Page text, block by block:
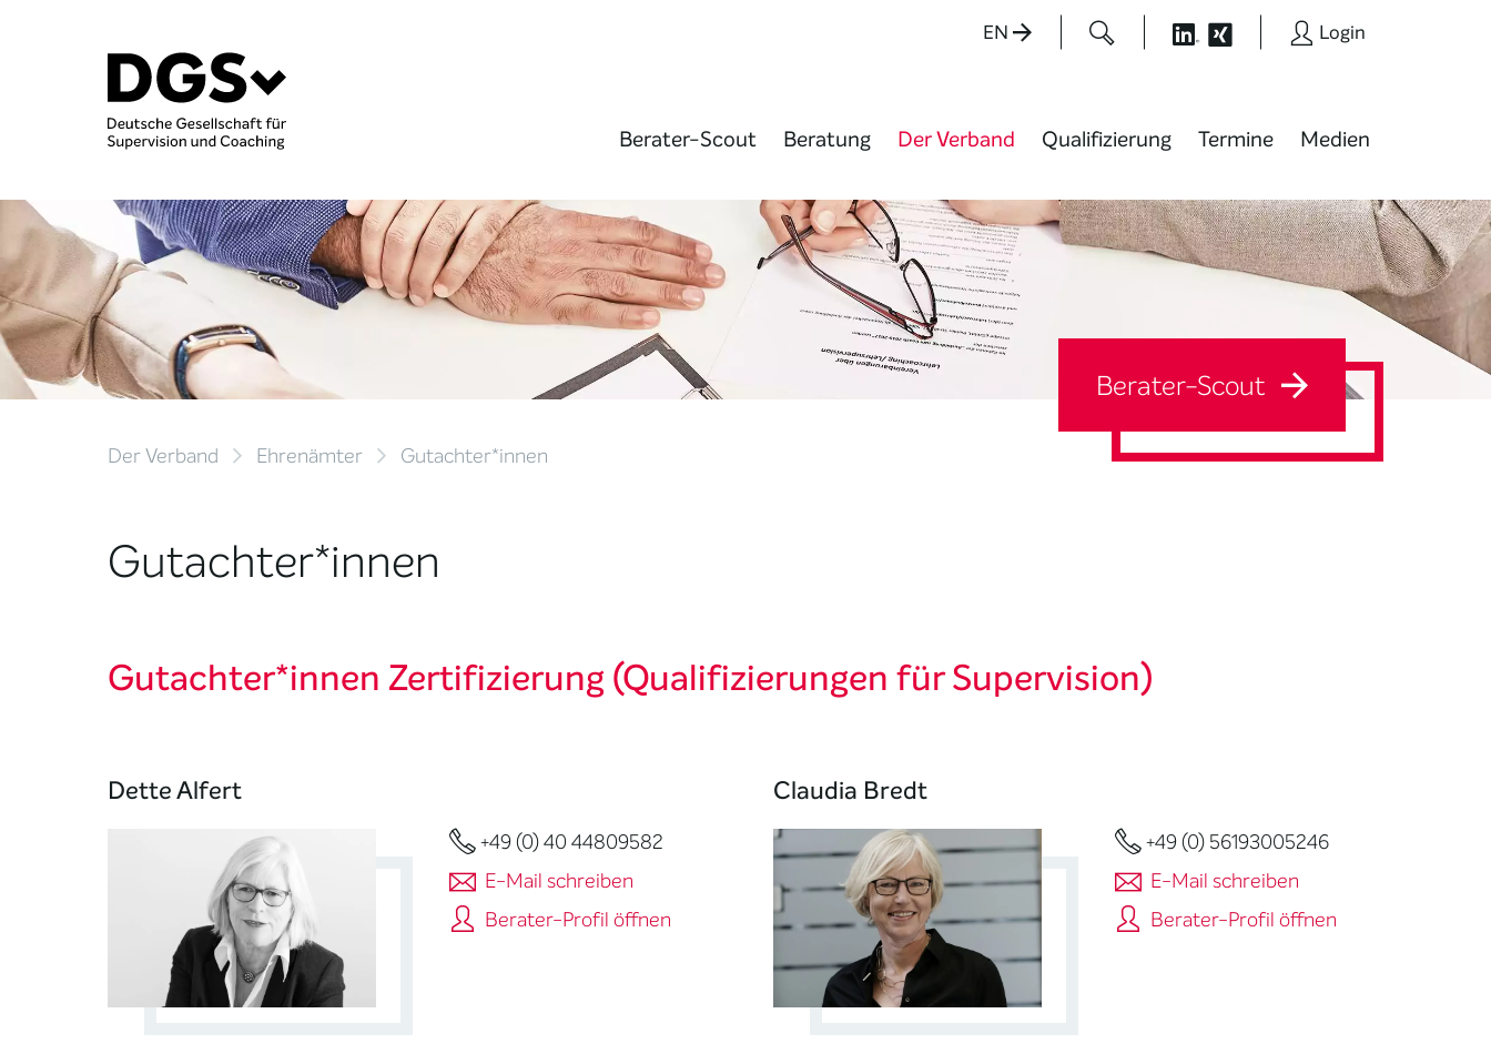
EN Login
Berater-Scout Beratung Der Verband Qualifizierung Termine Medien
Der Verband Ehrenämter Gutachter*innen
Berater-Scout
Gutachter*innen
Gutachter*innen Zertifizierung (Qualifizierungen für Supervision)
Dette Alfert
+49 (0) 40 44809582
E-Mail schreiben
Berater-Profil öffnen
Claudia Bredt
+49 (0) 56193005246
E-Mail schreiben
Berater-Profil öffnen